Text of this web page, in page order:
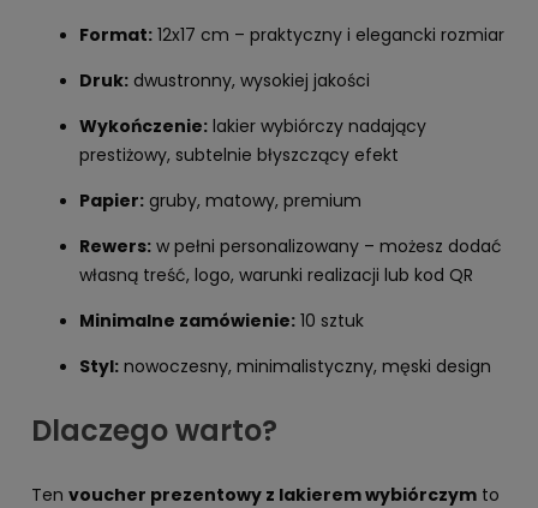
Format: 12x17 cm – praktyczny i elegancki rozmiar
Druk: dwustronny, wysokiej jakości
Wykończenie: lakier wybiórczy nadający
prestiżowy, subtelnie błyszczący efekt
Papier: gruby, matowy, premium
Rewers: w pełni personalizowany – możesz dodać
własną treść, logo, warunki realizacji lub kod QR
Minimalne zamówienie: 10 sztuk
Styl: nowoczesny, minimalistyczny, męski design
Dlaczego warto?
Ten voucher prezentowy z lakierem wybiórczym to